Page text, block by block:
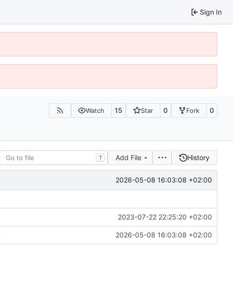
Sign In
Watch 15 Star 0 Fork 0
T Add File History
2026-05-08 16:03:08 +02:00
2023-07-22 22:25:20 +02:00
2026-05-08 16:03:08 +02:00